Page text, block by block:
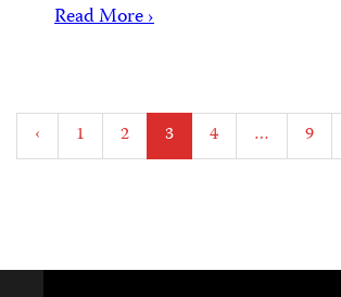
Read More ›
Posts
pagination
‹ 1 2 3 4 … 9